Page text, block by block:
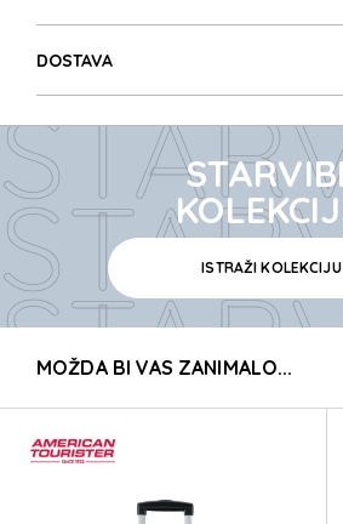
DOSTAVA
ISTRAŽI KOLEKCIJU
MOŽDA BI VAS ZANIMALO...